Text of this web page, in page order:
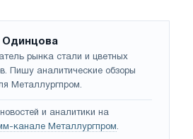
рынка стали и цветных
Пишу аналитические обзоры
Металлургпром.
и аналитики на
канале Металлургпром.